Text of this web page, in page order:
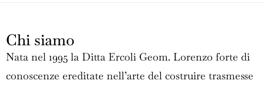
Chi siamo
Nata nel 1995 la Ditta Ercoli Geom. Lorenzo forte di
conoscenze ereditate nell’arte del costruire trasmesse